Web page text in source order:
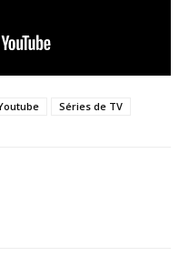
Séries de TV